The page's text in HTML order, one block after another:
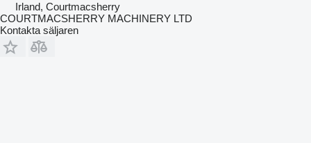
Irland, Courtmacsherry
COURTMACSHERRY MACHINERY LTD
Kontakta säljaren